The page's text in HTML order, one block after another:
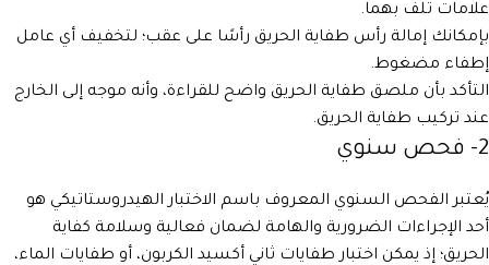
علامات تلف بهما.
بإمكانك إمالة رأس طفاية الحريق رأسًا على عقب؛ لتخفيف أي عامل
إطفاء مضغوط.
التأكد بأن ملصق طفاية الحريق واضح للقراءة، وأنه موجه إلى الخارج
عند تركيب طفاية الحريق.
2- فحص سنوي
يُعتبر الفحص السنوي المعروف باسم الاختبار الهيدروستاتيكي هو
أحد الإجراءات الضرورية والهامة لضمان فعالية وسلامة كفاية
الحريق؛ إذ يمكن اختبار طفايات ثاني أكسيد الكربون، أو طفايات الماء،